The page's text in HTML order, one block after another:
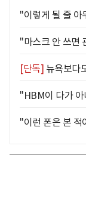
"이렇게 될 줄 아
"마스크 안 쓰면
[단독] 뉴욕보다
"HBM이 다가 아
"이런 폰은 본 적